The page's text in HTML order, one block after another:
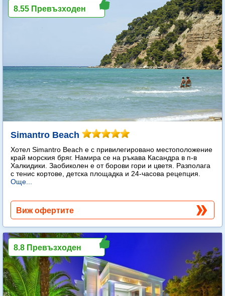
Simantro Beach
Хотел Simantro Beach е с привилегировано местоположение
край морския бряг. Намира се на ръкава Касандра в п-в
Халкидики. Заобиколен е от борови гори и цветя. Разполага
с тенис кортове, детска площадка и 24-часова рецепция.
Още...
8.55 Превъзходен
Виж офертите
8.8 Превъзходен